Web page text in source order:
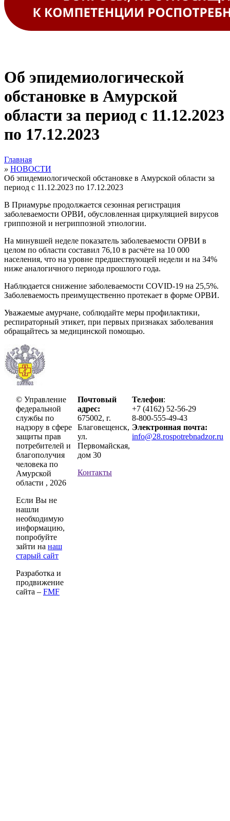
Об эпидемиологической
обстановке в Амурской
области за период с 11.12.2023
по 17.12.2023
Главная
» НОВОСТИ
Об эпидемиологической обстановке в Амурской области за
период с 11.12.2023 по 17.12.2023
В Приамурье продолжается сезонная регистрация
заболеваемости ОРВИ, обусловленная циркуляцией вирусов
гриппозной и негриппозной этиологии.
На минувшей неделе показатель заболеваемости ОРВИ в
целом по области составил 76,10 в расчёте на 10 000
населения, что на уровне предшествующей недели и на 34%
ниже аналогичного периода прошлого года.
Наблюдается снижение заболеваемости COVID-19 на 25,5%.
Заболеваемость преимущественно протекает в форме ОРВИ.
Уважаемые амурчане, соблюдайте меры профилактики,
респираторный этикет, при первых признаках заболевания
обращайтесь за медицинской помощью.
© Управление
федеральной
службы по
надзору в сфере
защиты прав
потребителей и
благополучия
человека по
Амурской
области , 2026
Если Вы не
нашли
необходимую
информацию,
попробуйте
зайти на наш
старый сайт
Разработка и
продвижение
сайта – FMF
Почтовый
адрес:
675002, г.
Благовещенск,
ул.
Первомайская,
дом 30
Контакты
Телефон:
+7 (4162) 52-56-29
8-800-555-49-43
Электронная почта:
info@28.rospotrebnadzor.ru